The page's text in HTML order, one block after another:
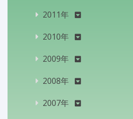
2011年
2010年
2009年
2008年
2007年